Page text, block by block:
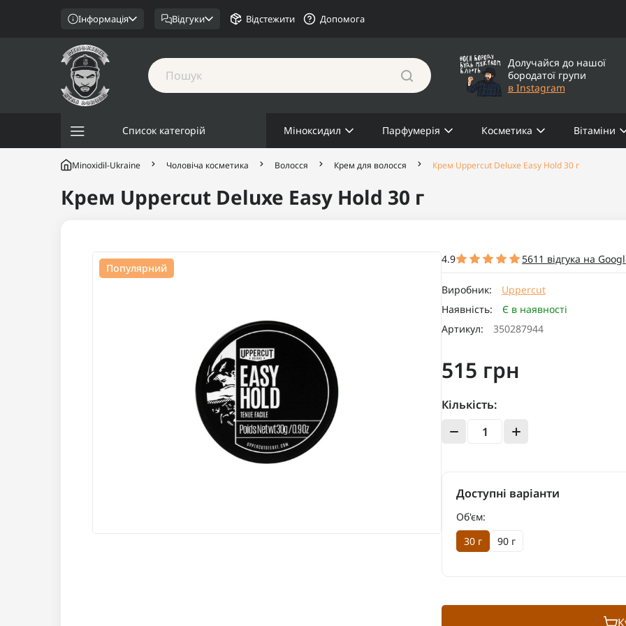
Інформація Відгуки Відстежити Допомога
Долучайся до нашої
бородатої групи
в Instagram
Список категорій Міноксидил Парфумерія Косметика Вітаміни
Minoxidil-Ukraine Чоловіча косметика Волосся Крем для волосся Крем Uppercut Deluxe Easy Hold 30 г
Крем Uppercut Deluxe Easy Hold 30 г
Популярний
4.9 5611 відгука на
Виробник:
Uppercut
Наявність:
Є в наявності
Артикул:
350287944
515 грн
Кількість:
Доступні варіанти
Об'єм:
30 г
90 г